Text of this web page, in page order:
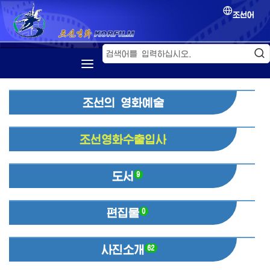
조선어
첫 페지
소개
조선영화
영화축전
영화교류
조선의 영화예술
조선영화수출입사
도서 9
편집물 0
사진소개 62